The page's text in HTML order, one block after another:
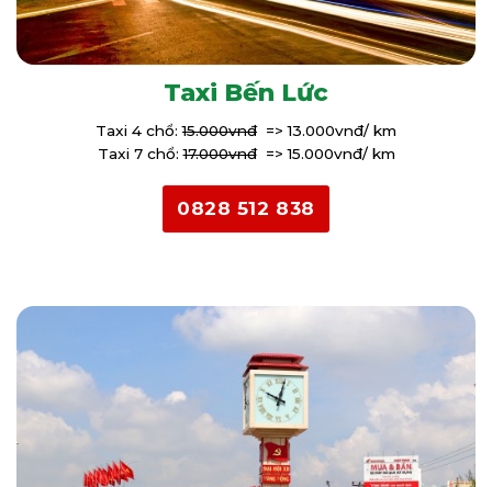
Taxi Bến Lức
Taxi 4 chổ:15.000vnđ=> 13.000vnđ/ km
Taxi 7 chổ:17.000vnđ=> 15.000vnđ/ km
0828 512 838